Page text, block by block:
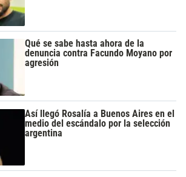
Qué se sabe hasta ahora de la
denuncia contra Facundo Moyano por
agresión
Así llegó Rosalía a Buenos Aires en el
medio del escándalo por la selección
argentina